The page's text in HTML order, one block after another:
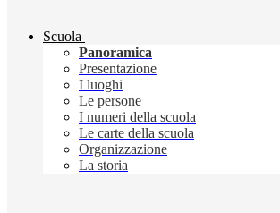
Scuola
Panoramica
Presentazione
I luoghi
Le persone
I numeri della scuola
Le carte della scuola
Organizzazione
La storia